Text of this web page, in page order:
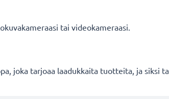
tai videokameraasi.
joka tarjoaa laadukkaita tuotteita, ja siksi